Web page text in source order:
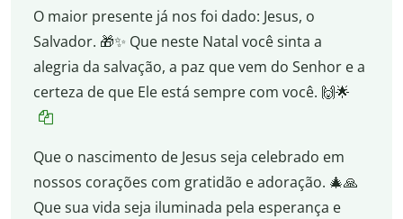
O maior presente já nos foi dado: Jesus, o
Salvador. 🎁✨ Que neste Natal você sinta a
alegria da salvação, a paz que vem do Senhor e a
certeza de que Ele está sempre com você. 🙌🌟
Que o nascimento de Jesus seja celebrado em
nossos corações com gratidão e adoração. 🎄🙏
Que sua vida seja iluminada pela esperança e